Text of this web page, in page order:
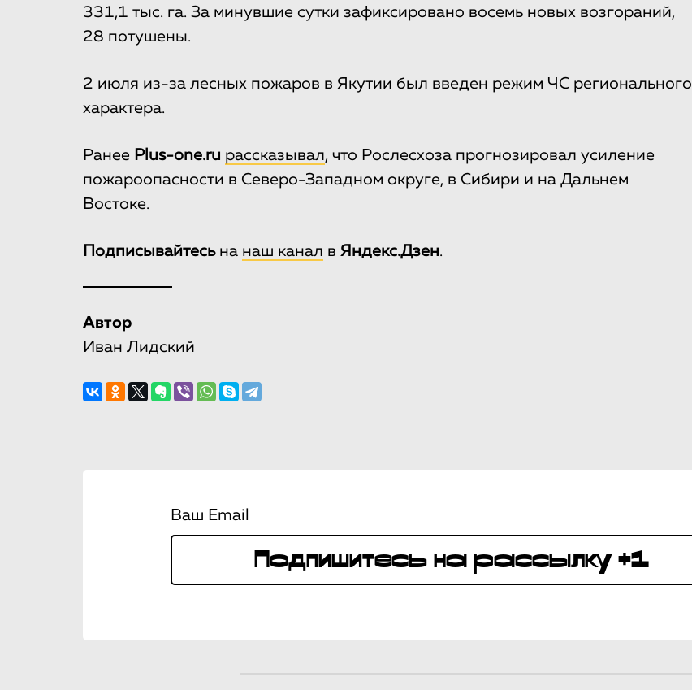
331,1 тыс. га. За минувшие сутки зафиксировано восемь новых возгораний,
28 потушены.
2 июля из-за лесных пожаров в Якутии был введен режим ЧС регионального
характера.
Ранее Plus-one.ru рассказывал, что Рослесхоза прогнозировал усиление
пожароопасности в Северо-Западном округе, в Сибири и на Дальнем
Востоке.
Подписывайтесьна наш канал в Яндекс.Дзен.
Автор
Иван Лидский
Ваш Email